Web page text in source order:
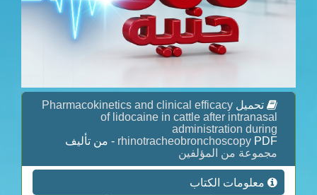
تحميل Pharmacokinetics and clinical efficacy
of lidocaine in cattle after intranasal
administration during
rhinotracheobronchoscopy PDF - من تأليف
مجموعة من المؤلفين
معلومات الكتاب